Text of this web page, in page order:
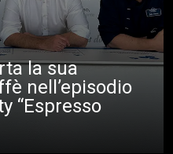
la sua
nell’episodio
“Espresso